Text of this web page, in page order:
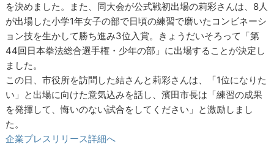
を決めました。また、同大会が公式戦初出場の莉彩さんは、8人
が出場した小学1年女子の部で日頃の練習で磨いたコンビネーシ
ョン技を生かして勝ち進み3位入賞。きょうだいそろって「第
44回日本拳法総合選手権・少年の部」に出場することが決定し
ました。
この日、市役所を訪問した結さんと莉彩さんは、「1位になりた
い」と出場に向けた意気込みを話し、濱田市長は「練習の成果
を発揮して、悔いのない試合をしてください」と激励しまし
た。
企業プレスリリース詳細へ